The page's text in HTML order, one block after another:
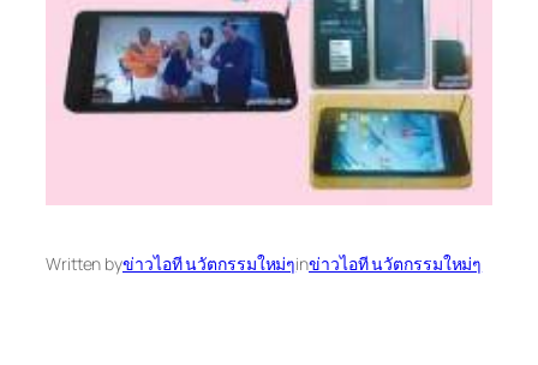
Written byข่าวไอที นวัตกรรมใหม่ๆinข่าวไอที นวัตกรรมใหม่ๆ